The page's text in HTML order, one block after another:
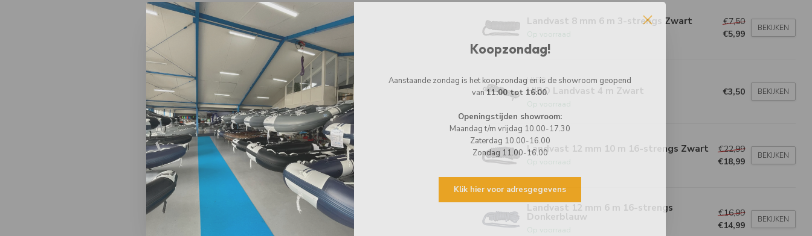
Landvast 8 mm 6 m 3-strengs Zwart
Op voorraad
€7,50
€5,99
BEKIJKEN
HIBO
HIBO Landvast 4 m Zwart
Op voorraad
€3,50 BEKIJKEN
Landvast 12 mm 10 m 16-strengs Zwart
Op voorraad
€22,99
€18,99
BEKIJKEN
Landvast 12 mm 6 m 16-strengs
Donkerblauw
Op voorraad
€16,99
€14,99
BEKIJKEN
Koopzondag!
Aanstaande zondag is het koopzondag en is de showroom geopend
van11:00 tot 16:00.
Openingstijden showroom:
Maandag t/m vrijdag 10.00-17.30
Zaterdag 10.00-16.00
Zondag 11.00-16.00
Klik hier voor adresgegevens